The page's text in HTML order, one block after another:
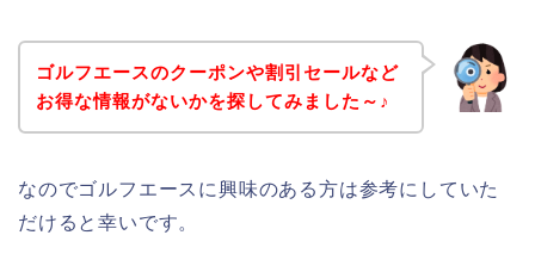
ゴルフエースのクーポンや割引セールなど
お得な情報がないかを探してみました～♪
なのでゴルフエースに興味のある方は参考にしていた
だけると幸いです。